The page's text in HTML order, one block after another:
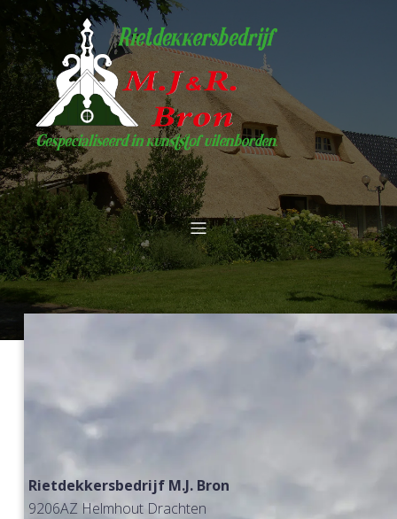
Rietdekkersbedrijf M.J. Bron
9206AZ Helmhout Drachten